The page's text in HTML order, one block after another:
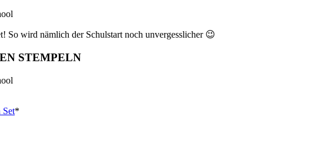
So wird nämlich der Schulstart noch unvergesslicher 😉
STEMPELN
Set*